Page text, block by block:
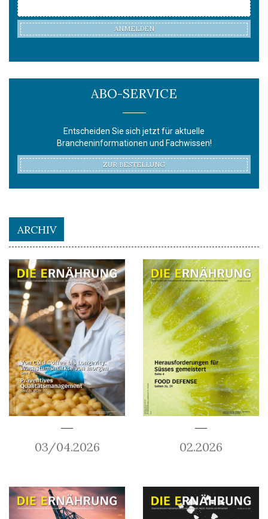
ANMELDEN
ABO-SERVICE
Entscheiden Sie sich jetzt für aktuelle
Brancheninformationen und Fachwissen!
ZUR BESTELLUNG
ARCHIV
03/04.2026 02.2026